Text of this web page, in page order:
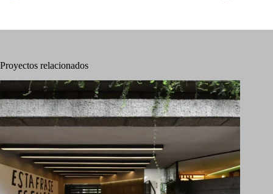
Proyectos relacionados